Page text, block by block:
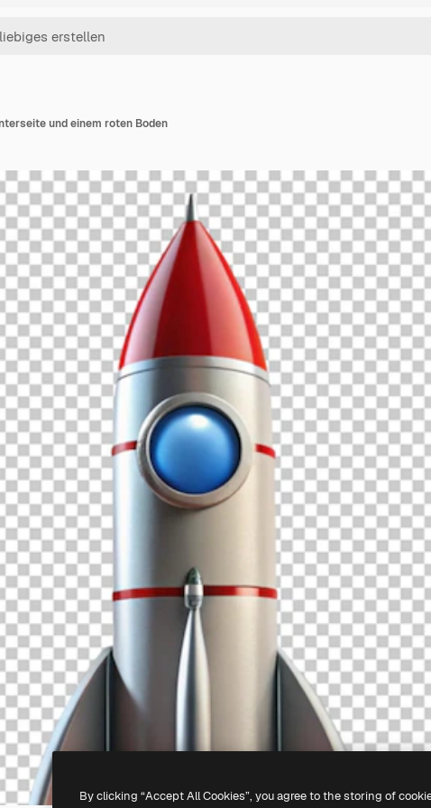
und einem roten Boden
By clicking “Accept All Cookies”, you agree to the storing of